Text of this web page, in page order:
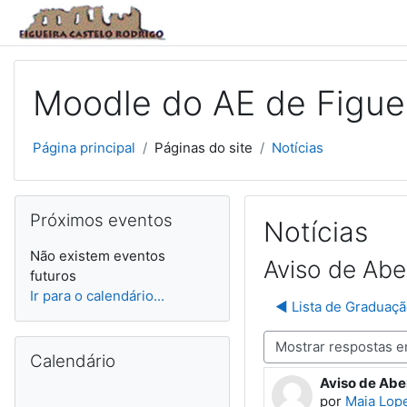
Ir para o conteúdo principal
Moodle do AE de
Página principal Páginas do site Notícias
Notícias
Aviso de
◀︎ Lista de
Modo de visualização
Aviso de
por Maia
Número de
Próximos eventos
Não existem eventos
futuros
Ir para o calendário...
Calendário